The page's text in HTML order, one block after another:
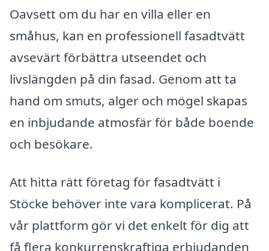
Oavsett om du har en villa eller en
småhus, kan en professionell fasadtvätt
avsevärt förbättra utseendet och
livslängden på din fasad. Genom att ta
hand om smuts, alger och mögel skapas
en inbjudande atmosfär för både boende
och besökare.
Att hitta rätt företag för fasadtvätt i
Stöcke behöver inte vara komplicerat. På
vår plattform gör vi det enkelt för dig att
få flera konkurrenskraftiga erbjudanden